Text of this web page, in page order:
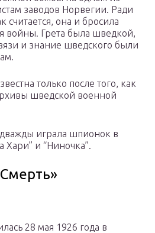
заводов Норвегии. Ради
считается, она и бросила
войны. Грета была шведкой,
и знание шведского были
только после того, как
шведской военной
играла шпионок в
Хари” и “Ниночка”.
28 мая 1926 года в